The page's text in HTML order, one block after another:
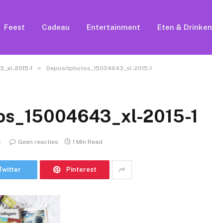
Feest Cadeau Entertainment Eten & Drinken
2015-1 » Depositphotos_15004643_xl-2015-1
2015-1
Geen reacties 1 Min Read
Pinterest